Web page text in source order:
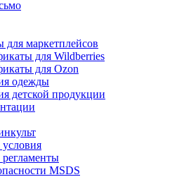
для маркетплейсов
для Wildberries
для Ozon
одежды
детской продукции
MSDS